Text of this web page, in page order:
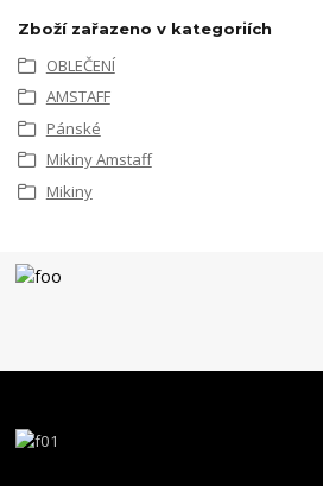
Zboží zařazeno v kategoriích
OBLEČENÍ
AMSTAFF
Pánské
Mikiny Amstaff
Mikiny